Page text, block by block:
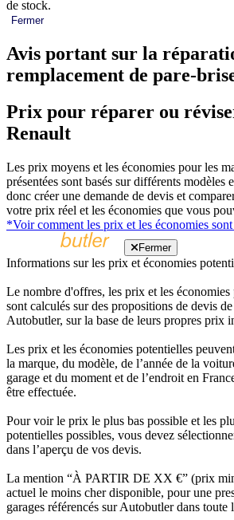
de stock.
Fermer
Avis portant sur la
remplacement de pare-
Prix pour réparer ou
Renault
Les prix moyens et les économies pour les
présentées sont basés sur différents modèles
donc créer une demande de devis et
votre prix réel et les économies que vous
*Voir comment les prix et les économies
Fermer
Informations sur les prix et économies
Le nombre d'offres, les prix et les
sont calculés sur des propositions de devis
Autobutler, sur la base de leurs propres prix
Les prix et les économies potentielles
la marque, du modèle, de l’année de la
garage et du moment et de l’endroit en
être effectuée.
Pour voir le prix le plus bas possible et les
potentielles possibles, vous devez
dans l’aperçu de vos devis.
La mention “À PARTIR DE XX €” (prix
actuel le moins cher disponible, pour une
garages référencés sur Autobutler dans toute